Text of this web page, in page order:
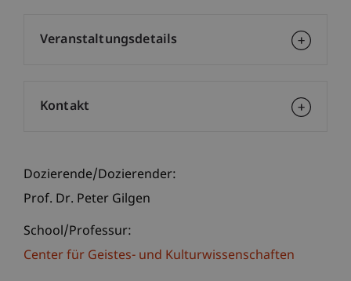
Dozierende/Dozierender:
Prof. Dr. Peter Gilgen
School/Professur:
Center für Geistes- und Kulturwissenschaften
Veranstaltungsdetails
Kontakt